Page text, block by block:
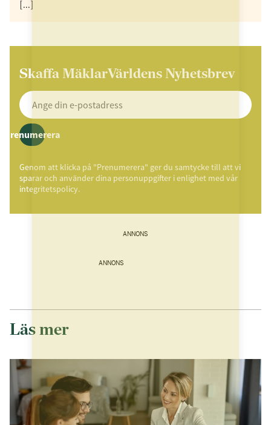
[...]
Skaffa MäklarVärldens Nyhetsbrev
Prenumerera
Genom att klicka på "Prenumerera" ger du samtycke till att vi
sparar och använder dina personuppgifter i enlighet med vår
integritetspolicy.
ANNONS
ANNONS
Läs mer